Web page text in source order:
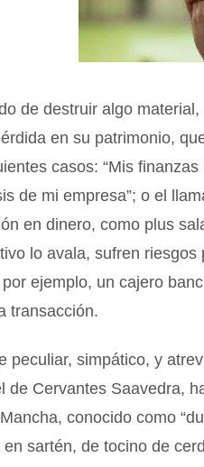
de destruir algo
en su patrimonio,
casos: “Mis finanzas
de mi empresa”; o el
en dinero, como plus
lo avala, sufren riesgos
ejemplo, un cajero
transacción.
peculiar, simpático, y
de Cervantes Saavedra,
conocido como
sartén, de tocino de